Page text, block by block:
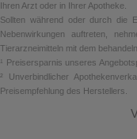
Ihren Arzt oder in Ihrer Apotheke.
Sollten während oder durch die
Nebenwirkungen auftreten,
Tierarzneimitteln mit dem
¹ Preisersparnis unseres
² Unverbindlicher
Preisempfehlung des Herstellers.